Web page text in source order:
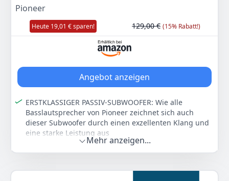
Farbe
Schwarz
33196 €
Anzeigen
Maximalleistung, 20 cm, 67 mm Einbautiefe,
IMPP Membran, Kontinuierliche
Ausgangsleistung 250 W, schwarz
Pioneer
Heute 19,01 € sparen! 129,00 € (15% Rabatt!)
Angebot anzeigen
ERSTKLASSIGER PASSIV-SUBWOOFER: Wie alle
Basslautsprecher von Pioneer zeichnet sich auch
dieser Subwoofer durch einen exzellenten Klang und
eine starke Leistung aus
STARKER SOUND: Durch den belastbaren Tieftöner
und der leichten IMPP Verbundmembran garantiert
Mehr anzeigen...